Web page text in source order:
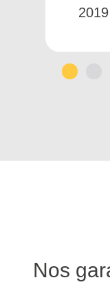
2019
Nos